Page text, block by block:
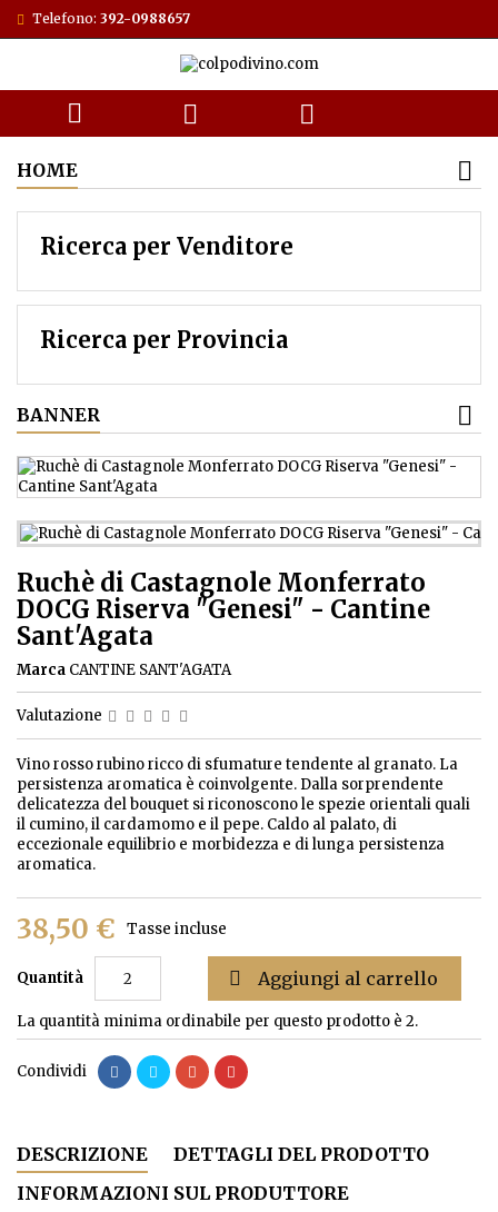
Telefono: 392-0988657
  
HOME
Ricerca per Venditore
Ricerca per Provincia
BANNER
Ruchè di Castagnole Monferrato
DOCG Riserva "Genesi" - Cantine
Sant'Agata
Marca CANTINE SANT'AGATA
Valutazione
Vino rosso rubino ricco di sfumature tendente al granato. La
persistenza aromatica è coinvolgente. Dalla sorprendente
delicatezza del bouquet si riconoscono le spezie orientali quali
il cumino, il cardamomo e il pepe. Caldo al palato, di
eccezionale equilibrio e morbidezza e di lunga persistenza
aromatica.
38,50 € Tasse incluse
Quantità  Aggiungi al carrello
La quantità minima ordinabile per questo prodotto è 2.
Condividi
DESCRIZIONE
DETTAGLI DEL PRODOTTO
INFORMAZIONI SUL PRODUTTORE